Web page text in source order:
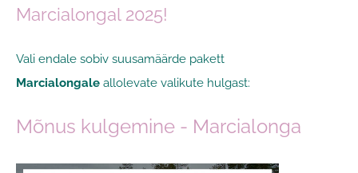
Marcialongal 2025!
Vali endale sobiv suusamäärde pakett
Marcialongale allolevate valikute hulgast:
Mõnus kulgemine - Marcialonga